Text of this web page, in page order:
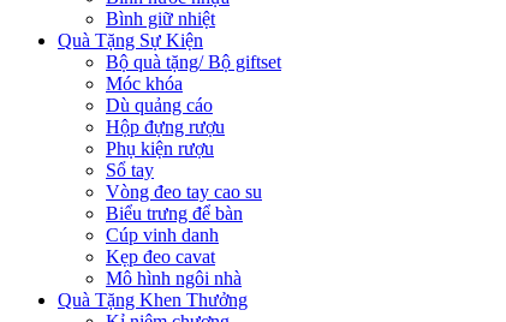
Bình giữ nhiệt
Quà Tặng Sự Kiện
Bộ quà tặng/ Bộ giftset
Móc khóa
Dù quảng cáo
Hộp đựng rượu
Phụ kiện rượu
Sổ tay
Vòng đeo tay cao su
Biểu trưng để bàn
Cúp vinh danh
Kẹp đeo cavat
Mô hình ngôi nhà
Quà Tặng Khen Thưởng